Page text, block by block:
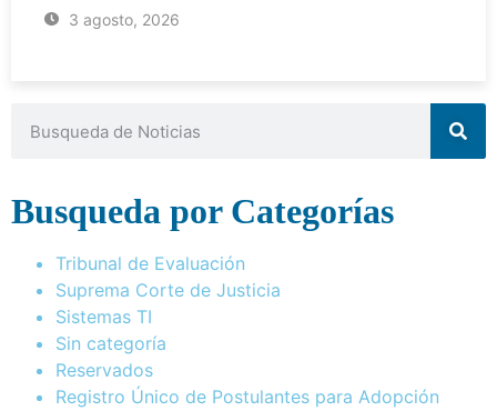
3 agosto, 2026
Busqueda por Categorías
Tribunal de Evaluación
Suprema Corte de Justicia
Sistemas TI
Sin categoría
Reservados
Registro Único de Postulantes para Adopción